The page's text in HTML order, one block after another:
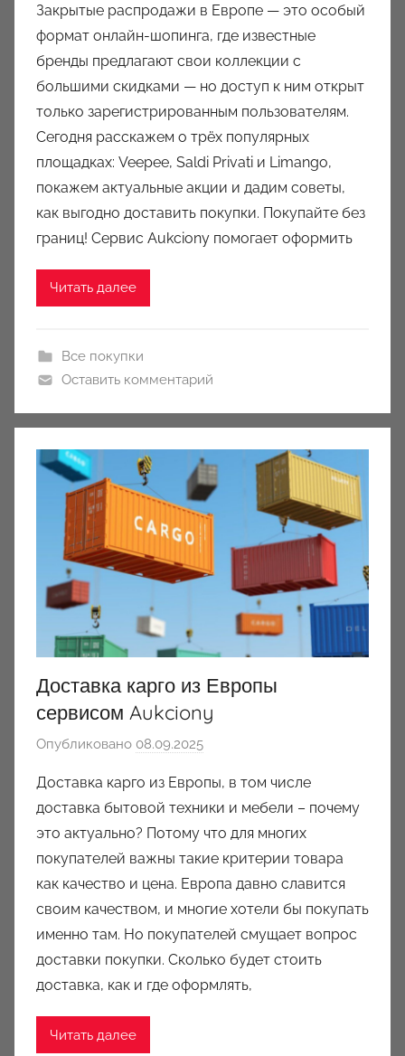
т
о
р
о
м
a
u
k
c
Закрытые распродажи в Европе — это особый
формат онлайн-шопинга, где известные
бренды предлагают свои коллекции с
большими скидками — но доступ к ним открыт
только зарегистрированным пользователям.
Сегодня расскажем о трёх популярных
площадках: Veepee, Saldi Privati и Limango,
покажем актуальные акции и дадим советы,
как выгодно доставить покупки. Покупайте без
границ! Сервис Aukciony помогает оформить
Читать далее
Все покупки
Оставить комментарий
Доставка карго из Европы
сервисом Aukciony
Опубликовано 08.09.2025
т
о
р
о
м
a
u
k
c
Доставка карго из Европы, в том числе
доставка бытовой техники и мебели – почему
это актуально? Потому что для многих
покупателей важны такие критерии товара
как качество и цена. Европа давно славится
своим качеством, и многие хотели бы покупать
именно там. Но покупателей смущает вопрос
доставки покупки. Сколько будет стоить
доставка, как и где оформлять,
Читать далее